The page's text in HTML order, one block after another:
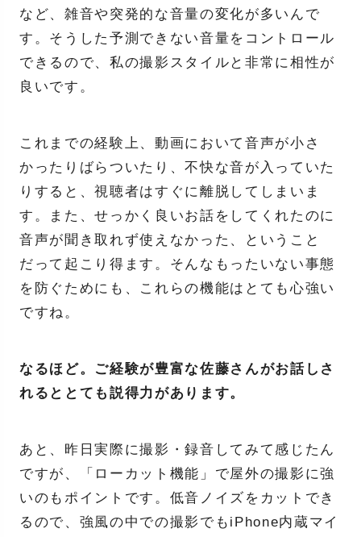
など、雑音や突発的な音量の変化が多いんで
す。そうした予測できない音量をコントロール
できるので、私の撮影スタイルと非常に相性が
良いです。
これまでの経験上、動画において音声が小さ
かったりばらついたり、不快な音が入っていた
りすると、視聴者はすぐに離脱してしまいま
す。また、せっかく良いお話をしてくれたのに
音声が聞き取れず使えなかった、ということ
だって起こり得ます。そんなもったいない事態
を防ぐためにも、これらの機能はとても心強い
ですね。
なるほど。ご経験が豊富な佐藤さんがお話しさ
れるととても説得力があります。
あと、昨日実際に撮影・録音してみて感じたん
ですが、「ローカット機能」で屋外の撮影に強
いのもポイントです。低音ノイズをカットでき
るので、強風の中での撮影でもiPhone内蔵マイ